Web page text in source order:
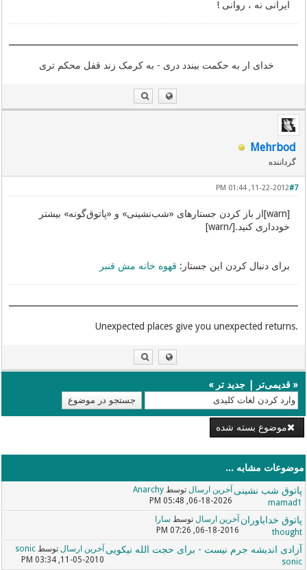
ایرانی نه ، روانی !
خدای ار به حکمت ببندد دری - به کرمک زند قفل محکم تری
Mehrbod
گرداننده
#7
11-22-2012, 01:44 PM
[warn]از باز کردن جستارهای «شب‌نشینی» و «پاتوق‌گونه» بیشتر
خودداری کنید.[/warn]
برای دنبال کردن این جستار: قهوه خانه مش قنبر
.Unexpected places give you unexpected returns
«قدیمی‌تر |جدید تر »
موضوع بسته شده
موضوعات مشابه ...
پاتوق شب نشینی
mamad1
آخرین ارسال توسطAnarchy
06-18-2026, 05:48 PM
پاتوق خداباوران
thought
آخرین ارسال توسط سارا
06-18-2016, 07:26 PM
آزادی اندیشه جرم نیست - برای حجت الله نیکویی
sonic
آخرین ارسال توسطsonic
11-05-2010, 03:34 PM